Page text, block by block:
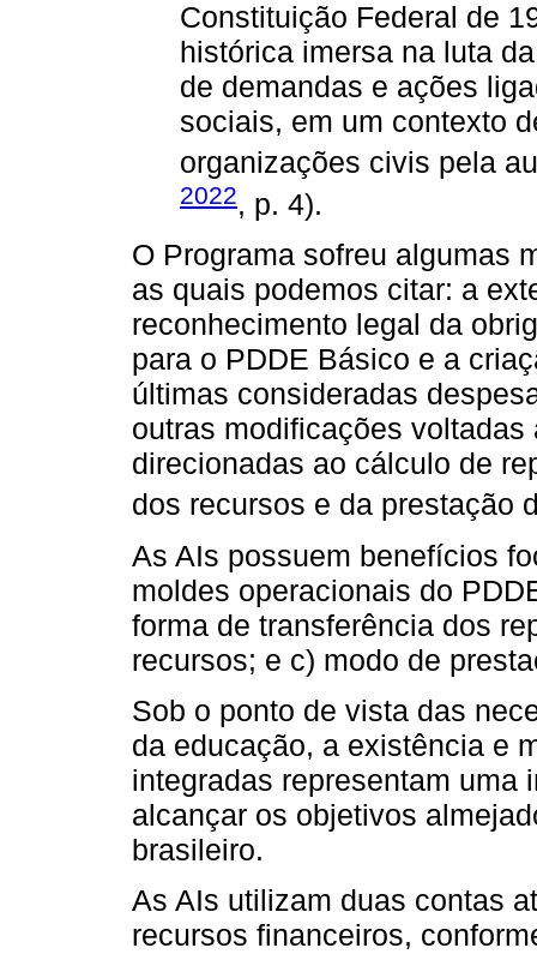
Constituição Federal de
histórica imersa na luta
de demandas e ações
sociais, em um contexto
organizações civis pela
2022, p. 4).
O Programa sofreu algumas
as quais podemos citar: a
reconhecimento legal da
para o PDDE Básico e a
últimas consideradas
outras modificações
direcionadas ao cálculo de
dos recursos e da prestação
As AIs possuem benefícios
moldes operacionais do
forma de transferência dos
recursos; e c) modo de
Sob o ponto de vista das
da educação, a existência e
integradas representam uma
alcançar os objetivos
brasileiro.
As AIs utilizam duas contas
recursos financeiros,